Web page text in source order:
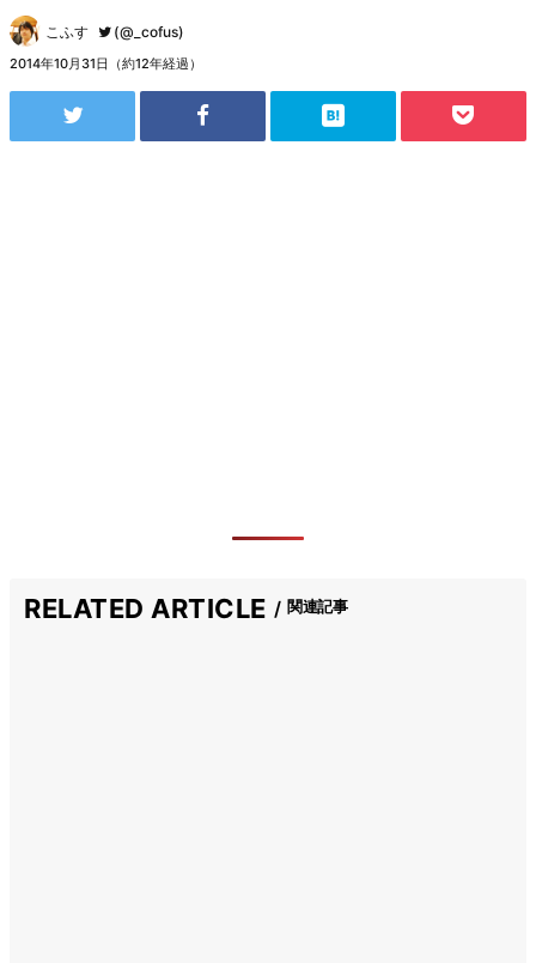
こふす (@_cofus)
2014年10月31日（約12年経過）
RELATED ARTICLE 関連記事